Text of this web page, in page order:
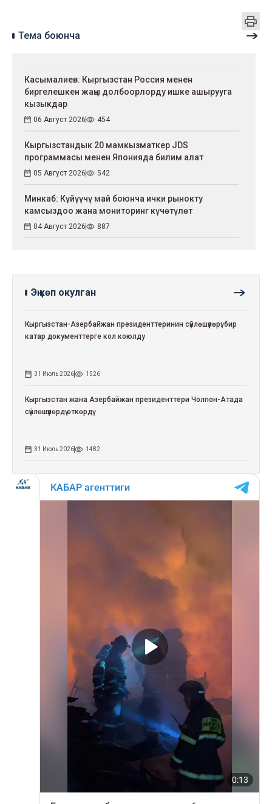
Тема боюнча
Касымалиев: Кыргызстан Россия менен
биргелешкен жаңы долбоорлорду ишке ашырууга
кызыкдар
06 Август 2026 454
Кыргызстандык 20 мамкызматкер JDS
программасы менен Японияда билим алат
05 Август 2026 542
Минкаб: Күйүүчү май боюнча ички рынокту
камсыздоо жана мониторинг күчөтүлөт
04 Август 2026 887
Эң көп окулган
Кыргызстан-Азербайжан президенттеринин сүйлөшүүлөрү: бир
катар документтерге кол коюлду
31 Июль 2026 1526
Кыргызстан жана Азербайжан президенттери Чолпон-Атада
сүйлөшүүлөрдү өткөрдү
31 Июль 2026 1482